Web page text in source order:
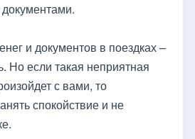
и документов в поездках –
Но если такая неприятная
с вами, то
спокойствие и не